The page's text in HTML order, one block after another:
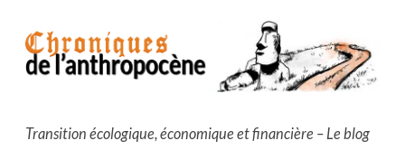
contenu
Transition écologique, économique et financière – Le blog